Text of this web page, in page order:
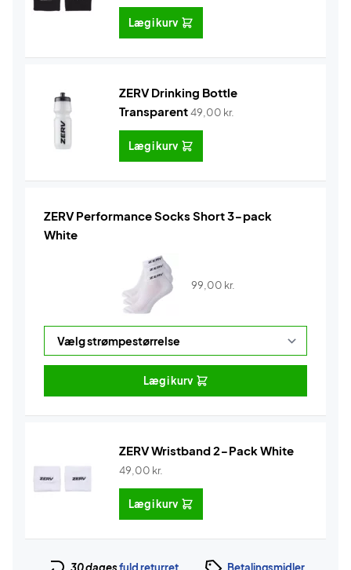
Læg i kurv
ZERV Drinking Bottle
Transparent49,00 kr.
Læg i kurv
ZERV Performance Socks Short 3-pack
White
99,00 kr.
Læg i kurv
ZERV Wristband 2-Pack White
49,00 kr.
Læg i kurv
30 dagesfuld returret Betalingsmidler